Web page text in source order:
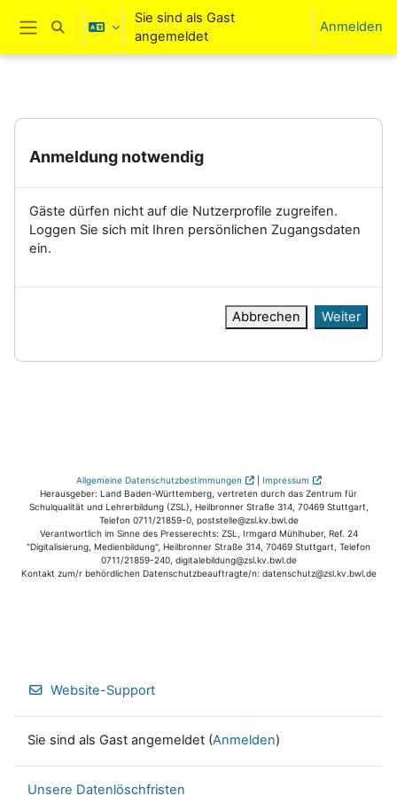
Zum Hauptinhalt
Website-Übersicht
Sucheingabe umschalten
Sie sind als Gast
angemeldet
Anmelden
Anmeldung notwendig
Gäste dürfen nicht auf die Nutzerprofile zugreifen.
Loggen Sie sich mit Ihren persönlichen Zugangsdaten
ein.
Abbrechen Weiter
Allgemeine Datenschutzbestimmungen | Impressum
Herausgeber: Land Baden-Württemberg, vertreten durch das Zentrum für
Schulqualität und Lehrerbildung (ZSL), Heilbronner Straße 314, 70469 Stuttgart,
Telefon 0711/21859-0, poststelle@zsl.kv.bwl.de
Verantwortlich im Sinne des Presserechts: ZSL, Irmgard Mühlhuber, Ref. 24
"Digitalisierung, Medienbildung", Heilbronner Straße 314, 70469 Stuttgart, Telefon
0711/21859-240, digitalebildung@zsl.kv.bwl.de
Kontakt zum/r behördlichen Datenschutzbeauftragte/n: datenschutz@zsl.kv.bwl.de
Website-Support
Sie sind als Gast angemeldet (Anmelden)
Unsere Datenlöschfristen